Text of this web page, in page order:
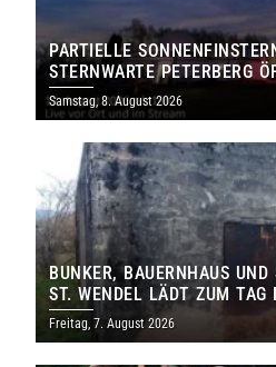
PARTIELLE
STERNWARTE PETERBERG
IHRE TORE
Samstag, 8. August 2026
BUNKER, BAUERNHAUS
ST. WENDEL LÄDT ZUM TAG
DENKMALS EIN
Freitag, 7. August 2026